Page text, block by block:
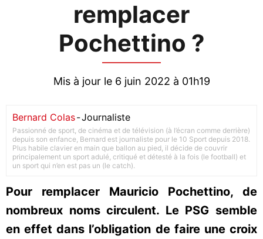
remplacer
Pochettino ?
Mis à jour le 6 juin 2022 à 01h19
Bernard Colas-Journaliste
Passionné de sport, de cinéma et de télévision (à l’écran comme derrière)
depuis son enfance, Bernard est journaliste pour le 10 Sport depuis 2018.
Plus habile clavier en main que ballon au pied, il décide de couvrir
principalement un sport adulé, critiqué et détesté à la fois (le football) et
un sport qui n’en est pas un (le catch).
Pour remplacer Mauricio Pochettino, de
nombreux noms circulent. Le PSG semble
en effet dans l’obligation de faire une croix